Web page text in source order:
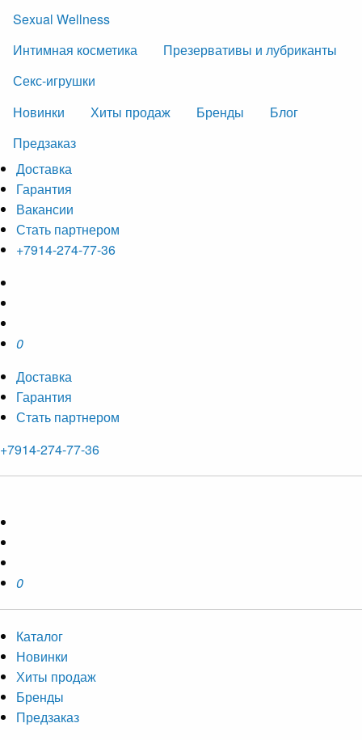
Sexual Wellness
Интимная косметика
Презервативы и лубриканты
Секс-игрушки
Новинки
Хиты продаж Бренды
Блог
Предзаказ
Доставка
Гарантия
Вакансии
Стать партнером
+7914-274-77-36
0
Доставка
Гарантия
Стать партнером
+7914-274-77-36
0
Каталог
Новинки
Хиты продаж
Бренды
Предзаказ